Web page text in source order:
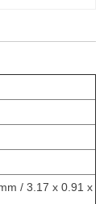
/ 3.17 x 0.91 x